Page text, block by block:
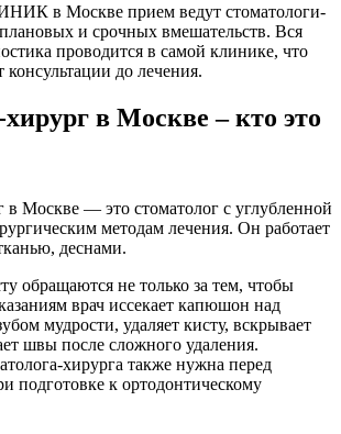
в Москве прием ведут стоматологи-
и срочных вмешательств. Вся
проводится в самой клинике, что
консультации до лечения.
в Москве – кто это
в Москве — это стоматолог с углубленной
методам лечения. Он работает
деснами.
обращаются не только за тем, чтобы
врач иссекает капюшон над
мудрости, удаляет кисту, вскрывает
швы после сложного удаления.
хирурга также нужна перед
подготовке к ортодонтическому